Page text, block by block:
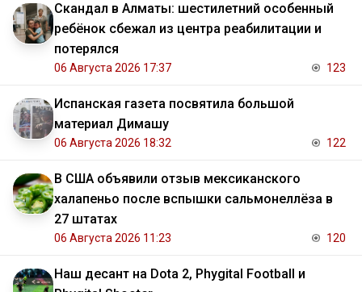
Скандал в Алматы: шестилетний особенный
ребёнок сбежал из центра реабилитации и
потерялся
06 Августа 2026 17:37 123
Испанская газета посвятила большой
материал Димашу
06 Августа 2026 18:32 122
В США объявили отзыв мексиканского
халапеньо после вспышки сальмонеллёза в
27 штатах
06 Августа 2026 11:23 120
Наш десант на Dota 2, Phygital Football и